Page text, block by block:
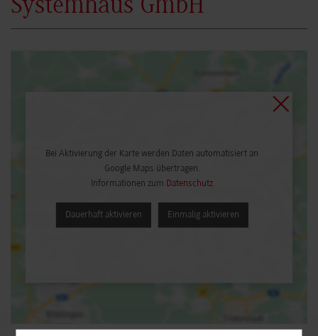
Systemhaus GmbH
Bei Aktivierung der Karte werden Daten automatisiert an
Google Maps übertragen.
Informationen zum Datenschutz
Dauerhaft aktivieren Einmalig aktivieren